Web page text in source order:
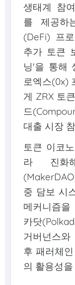
생태계 참
를 제공하
(DeFi) 프
추가 토큰
닝'을 통해
로엑스(0x)
게 ZRX 토
드
대출 시장
토큰 이코
라 진화
중 담보 시
메커니즘
카닷
거버넌스와
후 패러체
의 활용성